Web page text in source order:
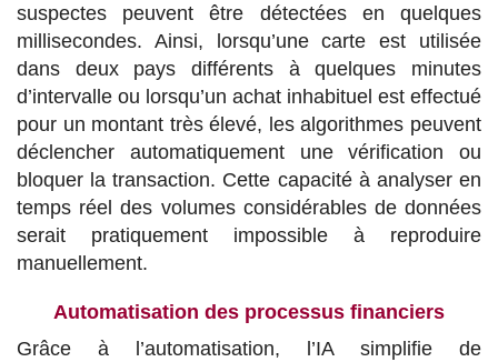
suspectes peuvent être détectées en quelques
millisecondes. Ainsi, lorsqu’une carte est utilisée
dans deux pays différents à quelques minutes
d’intervalle ou lorsqu’un achat inhabituel est effectué
pour un montant très élevé, les algorithmes peuvent
déclencher automatiquement une vérification ou
bloquer la transaction. Cette capacité à analyser en
temps réel des volumes considérables de données
serait pratiquement impossible à reproduire
manuellement.
Automatisation des processus financiers
Grâce à l’automatisation, l’IA simplifie de